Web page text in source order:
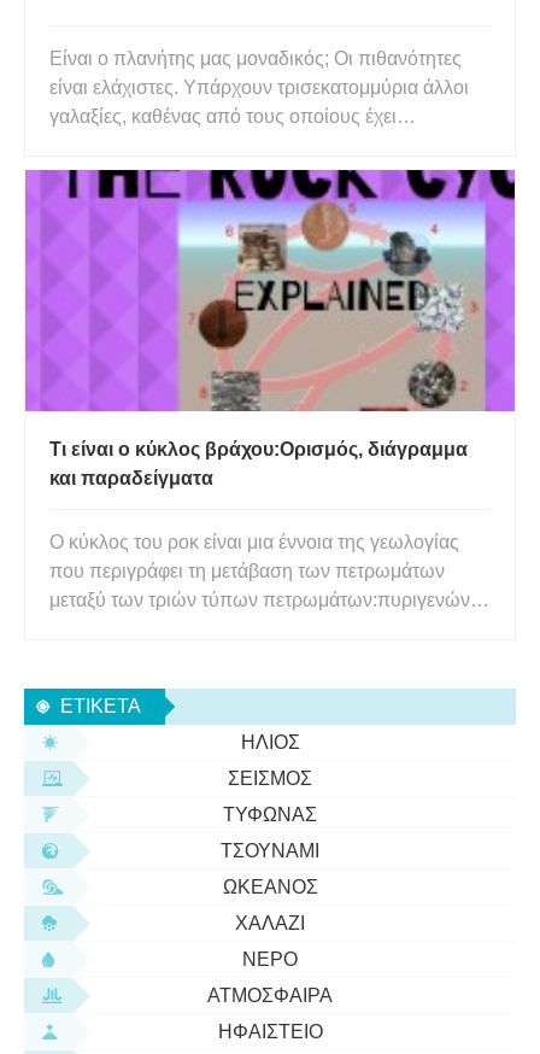
Είναι ο πλανήτης μας μοναδικός; Οι πιθανότητες
είναι ελάχιστες. Υπάρχουν τρισεκατομμύρια άλλοι
γαλαξίες, καθένας από τους οποίους έχει
συνέντευξή του, ο Εντ Γιανγκ, καθηγητής
γεωχημείας και κοσμοχημείας στο Πανεπιστήμιο
της Καλιφόρνια, στο Λος Άντζελες, μου λέε
Τι είναι ο κύκλος βράχου:Ορισμός, διάγραμμα
και παραδείγματα
Ο κύκλος του ροκ είναι μια έννοια της γεωλογίας
που περιγράφει τη μετάβαση των πετρωμάτων
μεταξύ των τριών τύπων πετρωμάτων:πυριγενών,
μετατραπεί σε άλλο τύπο βράχου μέσω γεωλογικών
διεργασιών. Τι είναι ο κύκλος
ΕΤΙΚΈΤΑ
ΉΛΙΟΣ
ΣΕΙΣΜΌΣ
ΤΥΦΏΝΑΣ
ΤΣΟΥΝΆΜΙ
ΩΚΕΑΝΌΣ
ΧΑΛΆΖΙ
ΝΕΡΌ
ΑΤΜΌΣΦΑΙΡΑ
ΗΦΑΊΣΤΕΙΟ